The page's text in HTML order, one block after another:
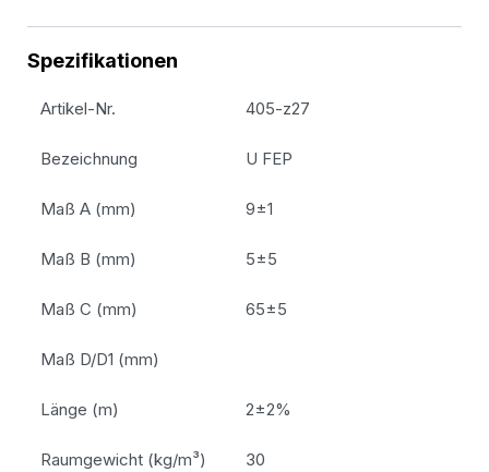
Spezifikationen
Artikel-Nr. 405-z27
Bezeichnung U FEP
Maß A (mm) 9±1
Maß B (mm) 5±5
Maß C (mm) 65±5
Maß D/D1 (mm)
Länge (m) 2±2%
Raumgewicht (kg/m³) 30